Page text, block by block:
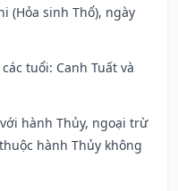
(Hỏa sinh Thổ), ngày
tuổi: Canh Tuất và
hành Thủy, ngoại trừ
hành Thủy không